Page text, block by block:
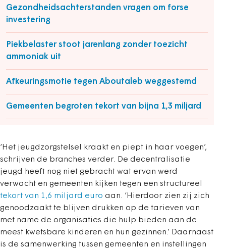
Gezondheidsachterstanden vragen om forse
investering
Piekbelaster stoot jarenlang zonder toezicht
ammoniak uit
Afkeuringsmotie tegen Aboutaleb weggestemd
Gemeenten begroten tekort van bijna 1,3 miljard
‘Het jeugdzorgstelsel kraakt en piept in haar voegen’,
schrijven de branches verder. De decentralisatie
jeugd heeft nog niet gebracht wat ervan werd
verwacht en gemeenten kijken tegen een structureel
tekort van 1,6 miljard euro aan. ‘Hierdoor zien zij zich
genoodzaakt te blijven drukken op de tarieven van
met name de organisaties die hulp bieden aan de
meest kwetsbare kinderen en hun gezinnen.’ Daarnaast
is de samenwerking tussen gemeenten en instellingen